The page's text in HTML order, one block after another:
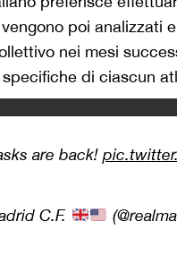
poi analizzati
nei mesi
di ciascun
are back!
C.F.